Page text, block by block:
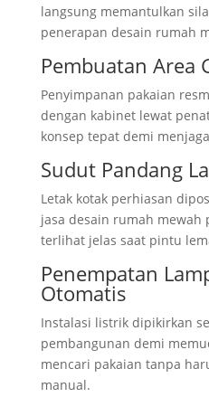
langsung memantulkan
penerapan desain rumah
Pembuatan Area
Penyimpanan pakaian
dengan kabinet lewat
konsep tepat demi
Sudut Pandang
Letak kotak perhiasan
jasa desain rumah mewah
terlihat jelas saat pintu
Penempatan
Otomatis
Instalasi listrik dipikirkan
pembangunan demi
mencari pakaian tanpa
manual.